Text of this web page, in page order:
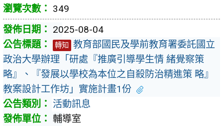
349
2025-08-04
轉知
教育部國民及學前教育署委託國立
政治大學辦理「研處『推廣引導學生情 緒覺察策
略』、『發展以學校為本位之自殺防治精進策 略』
教案設計工作坊」實施計畫1份
活動訊息
輔導室